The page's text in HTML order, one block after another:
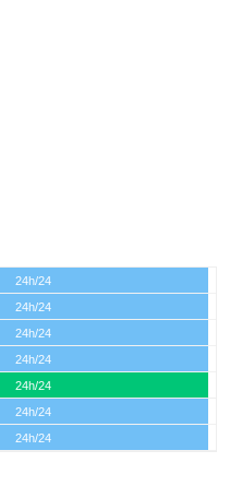
24h/24
24h/24
24h/24
24h/24
24h/24
24h/24
24h/24